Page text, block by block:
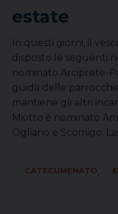
estate
In questi giorni, il
disposto le seguenti
nominato Arciprete-
guida delle
mantiene gli altri
Miotto è nominato
Ogliano e Scomigo.
CATECUMENATO,